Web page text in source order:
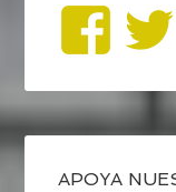
de
APOYA